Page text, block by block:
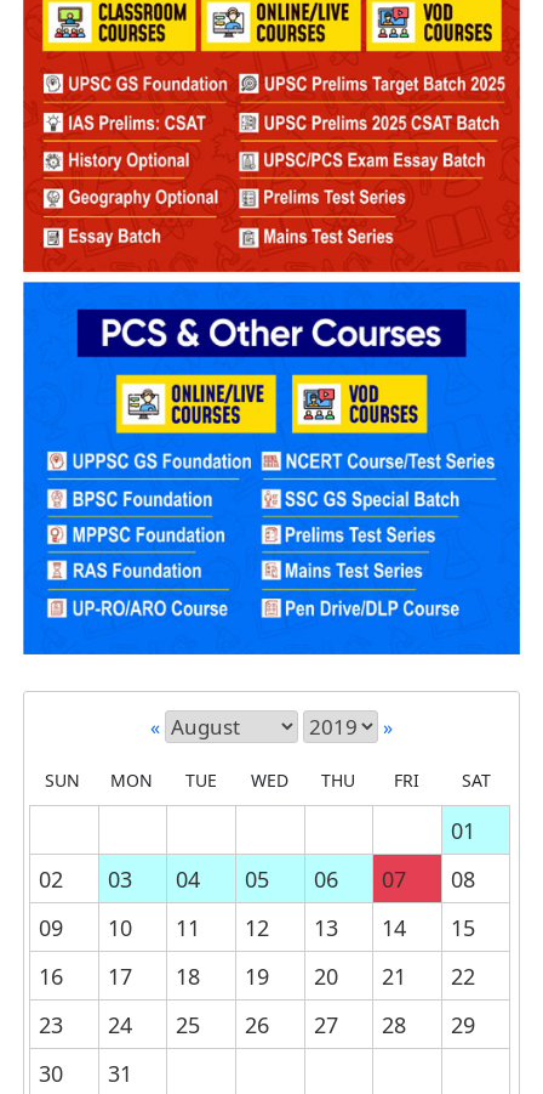
« »
SUN MON TUE WED THU FRI SAT
01
02
03 04 05 06 07
08
09
10 11 12 13 14
15
16
17 18 19 20 21
22
23
24 25 26 27 28
29
30
31